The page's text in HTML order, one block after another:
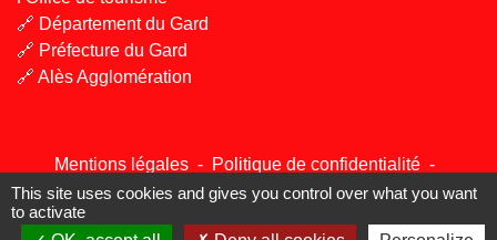
🔗 Département du Gard
🔗 Préfecture du Gard
🔗 Alès Agglomération
Mentions légales - Politique de confidentialité -
Accessibilité - Plan du site - Gestion des cookies
This site uses cookies and gives you control over what you want
to activate